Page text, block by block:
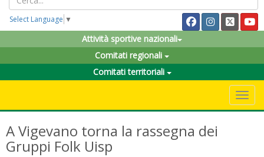
Select Language ▼
Attività sportive nazionali
Comitati regionali
Comitati territoriali
A Vigevano torna la rassegna dei
Gruppi Folk Uisp